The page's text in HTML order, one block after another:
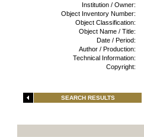
Institution / Owner:
Object Inventory Number:
Object Classification:
Object Name / Title:
Date / Period:
Author / Production:
Technical Information:
Copyright:
SEARCH RESULTS